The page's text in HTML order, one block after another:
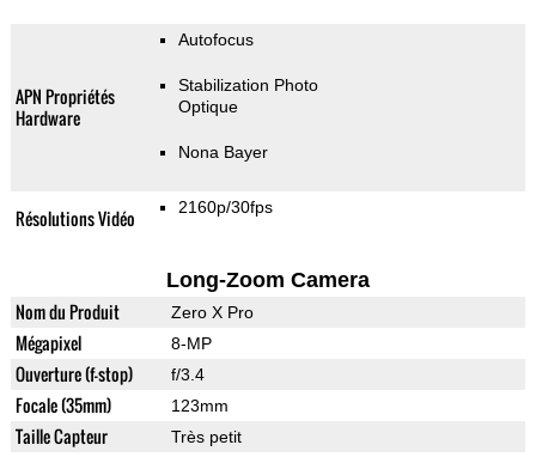
APN Propriétés
Hardware
Autofocus
Stabilization Photo
Optique
Nona Bayer
Résolutions Vidéo 2160p/30fps
Long-Zoom Camera
Nom du Produit Zero X Pro
Mégapixel 8-MP
Ouverture (f-stop) f/3.4
Focale (35mm) 123mm
Taille Capteur Très petit